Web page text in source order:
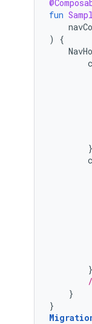
fun
)
{
}
}
}
}